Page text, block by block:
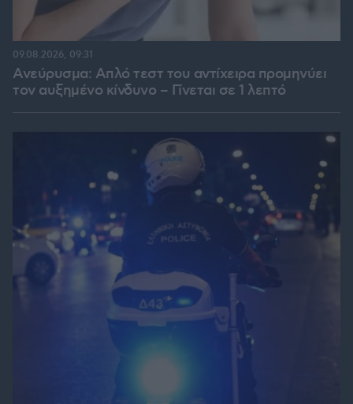
Ανεύρυσμα: Απλό τεστ του αντίχειρα προμηνύει
τον αυξημένο κίνδυνο – Γίνεται σε 1 λεπτό
09.08.2026, 09:31